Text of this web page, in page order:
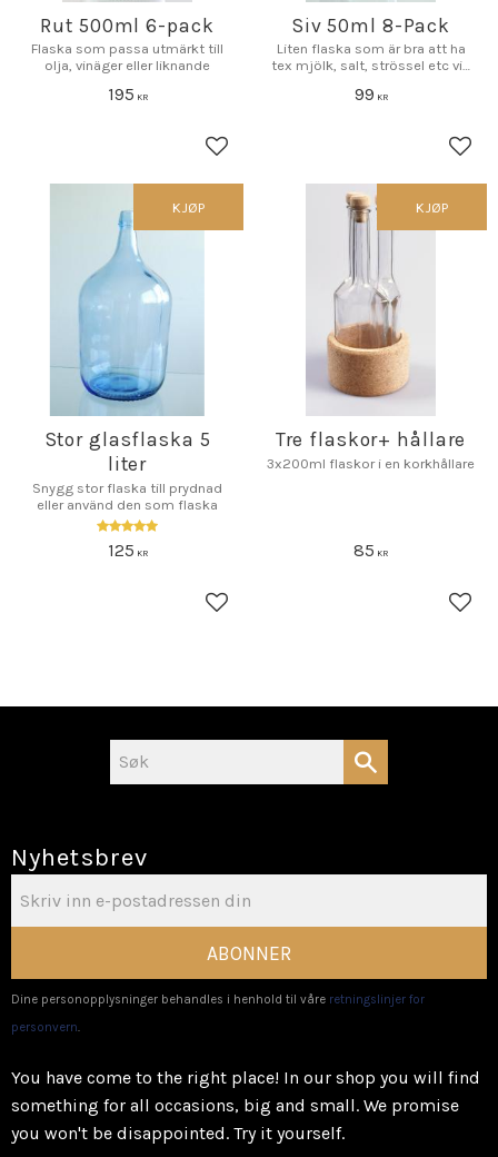
Rut 500ml 6-pack
Flaska som passa utmärkt till
olja, vinäger eller liknande
195 KR
Lagre som favoritt
Siv 50ml 8-Pack
Liten flaska som är bra att ha
tex mjölk, salt, strössel etc vid
99 KR
Stor glasflaska 5
liter
Snygg stor flaska till prydnad
eller använd den som flaska
125 KR
Lagre som favoritt
KJØP
Tre flaskor+ hållare
3x200ml flaskor i en korkhållare
85 KR
KJØP
Nyhetsbrev
ABONNER
Dine personopplysninger behandles i henhold til våre retningslinjer for
personvern.
You have come to the right place! In our shop you will find
something for all occasions, big and small. We promise
you won't be disappointed. Try it yourself.